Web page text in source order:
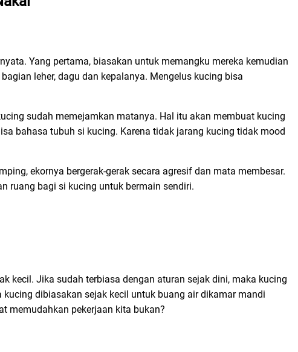
Yang pertama, biasakan untuk memangku mereka kemudian
leher, dagu dan kepalanya. Mengelus kucing bisa
sudah memejamkan matanya. Hal itu akan membuat kucing
bahasa tubuh si kucing. Karena tidak jarang kucing tidak mood
ekornya bergerak-gerak secara agresif dan mata membesar.
ruang bagi si kucing untuk bermain sendiri.
kecil. Jika sudah terbiasa dengan aturan sejak dini, maka kucing
dibiasakan sejak kecil untuk buang air dikamar mandi
memudahkan pekerjaan kita bukan?